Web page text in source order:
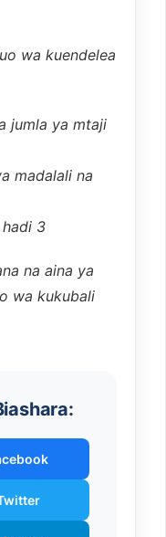
wa kuendelea
jumla ya mtaji
madalali na
3
na aina ya
wa kukubali